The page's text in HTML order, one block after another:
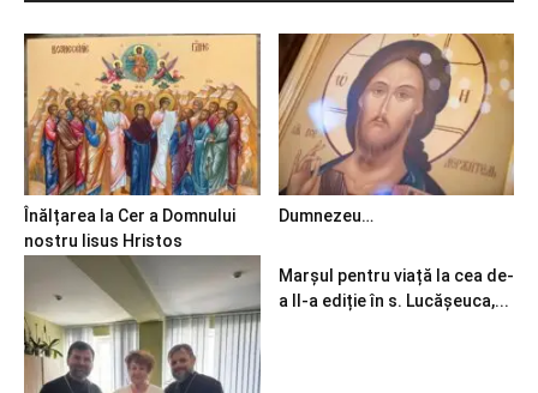
Înălțarea la Cer a Domnului
nostru Iisus Hristos
Dumnezeu…
Marșul pentru viață la cea de-
a II-a ediție în s. Lucășeuca,...